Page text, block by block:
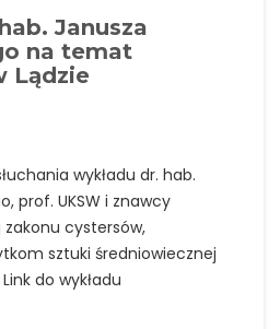
Janusza
na temat
Lądzie
wykładu dr. hab.
prof. UKSW i znawcy
cystersów,
sztuki średniowiecznej
do wykładu